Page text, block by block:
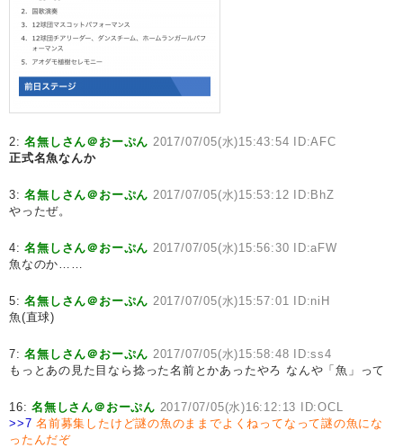
2:名無しさん＠おーぷん 2017/07/05(水)15:43:54 ID:AFC
正式名魚なんか
3:名無しさん＠おーぷん 2017/07/05(水)15:53:12 ID:BhZ
やったぜ。
4:名無しさん＠おーぷん 2017/07/05(水)15:56:30 ID:aFW
魚なのか……
5:名無しさん＠おーぷん 2017/07/05(水)15:57:01 ID:niH
魚(直球)
7:名無しさん＠おーぷん 2017/07/05(水)15:58:48 ID:ss4
もっとあの見た目なら捻った名前とかあったやろ なんや「魚」って
16:名無しさん＠おーぷん 2017/07/05(水)16:12:13 ID:OCL
>>7 名前募集したけど謎の魚のままでよくねってなって謎の魚にな
ったんだぞ